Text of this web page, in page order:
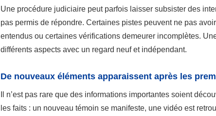
Une procédure judiciaire peut parfois laisser subsister des
pas permis de répondre. Certaines pistes peuvent ne pas
entendus ou certaines vérifications demeurer incomplètes.
différents aspects avec un regard neuf et indépendant.
De nouveaux éléments apparaissent après les
Il n’est pas rare que des informations importantes soient
les faits : un nouveau témoin se manifeste, une vidéo est